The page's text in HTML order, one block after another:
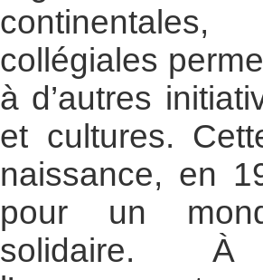
collégiales
à d’autres
et cultures.
naissance, en
pour un
solidaire.